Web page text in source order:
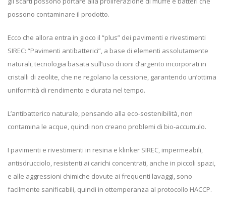
possono contaminare il prodotto.
Ecco che allora entra in gioco il “plus” dei pavimenti e rivestimenti
SIREC: “Pavimenti antibatterici”, a base di elementi assolutamente
naturali, tecnologia basata sull’uso di ioni d’argento incorporati in
cristalli di zeolite, che ne regolano la cessione, garantendo un’ottima
uniformità di rendimento e durata nel tempo.
L’antibatterico naturale, pensando alla eco-sostenibilità, non
contamina le acque, quindi non creano problemi di bio-accumulo.
I pavimenti e rivestimenti in resina e klinker SIREC, impermeabili,
antisdrucciolo, resistenti ai carichi concentrati, anche in piccoli spazi,
e alle aggressioni chimiche dovute ai frequenti lavaggi, sono
facilmente sanificabili, quindi in ottemperanza al protocollo HACCP.